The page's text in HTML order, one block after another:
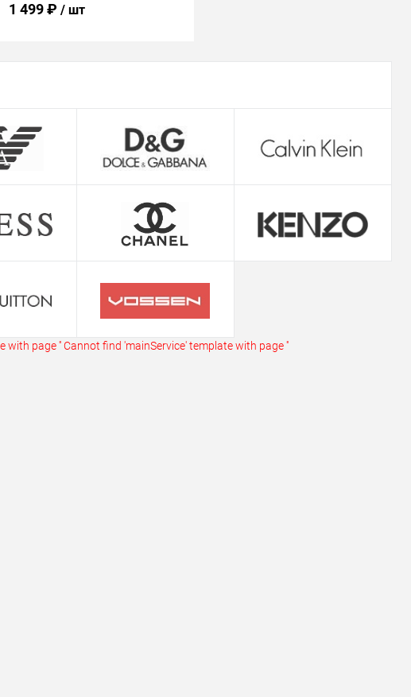
1 499 ₽ / шт
В избранное В наличии
with page ''Cannot find 'mainService' template with page ''